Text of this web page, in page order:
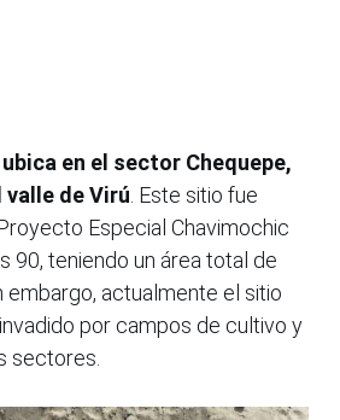
en el sector Chequepe,
valle de Virú . Este sitio fue
Especial Chavimochic
90, teniendo un área total de
embargo, actualmente el sitio
por campos de cultivo y
sectores.